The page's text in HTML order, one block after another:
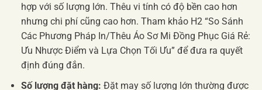
hợp với số lượng lớn. Thêu vi tính có độ bền cao hơn
nhưng chi phí cũng cao hơn. Tham khảo H2 “So Sánh
Các Phương Pháp In/Thêu Áo Sơ Mi Đồng Phục Giá Rẻ:
Ưu Nhược Điểm và Lựa Chọn Tối Ưu” để đưa ra quyết
định đúng đắn.
Số lượng đặt hàng: Đặt may số lượng lớn thường được